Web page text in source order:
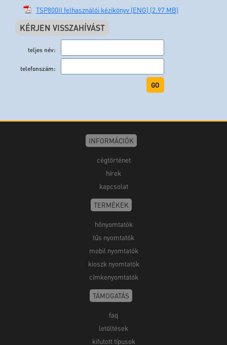
TSP800II felhasználói kézikönyv (ENG) (2.97 MB)
KÉRJEN VISSZAHÍVÁST
teljes név:
telefonszám:
GO
INFORMÁCIÓK
cégtörténet
hírek
kapcsolat
TERMÉKEK
hőnyomtatók
tűs nyomtatók
mobil nyomtatók
kioszk nyomtatók
címkenyomtatók
TÁMOGATÁS
faq
letöltések
kifutott típusok